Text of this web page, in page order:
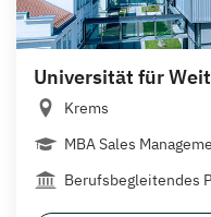
Universität für
Krems
MBA Sales
Berufsbegleitendes